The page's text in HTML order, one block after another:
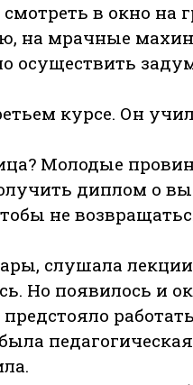
в окно на
на мрачные
осуществить
курсе. Он
Молодые
диплом о
не
слушала
Но появилось и